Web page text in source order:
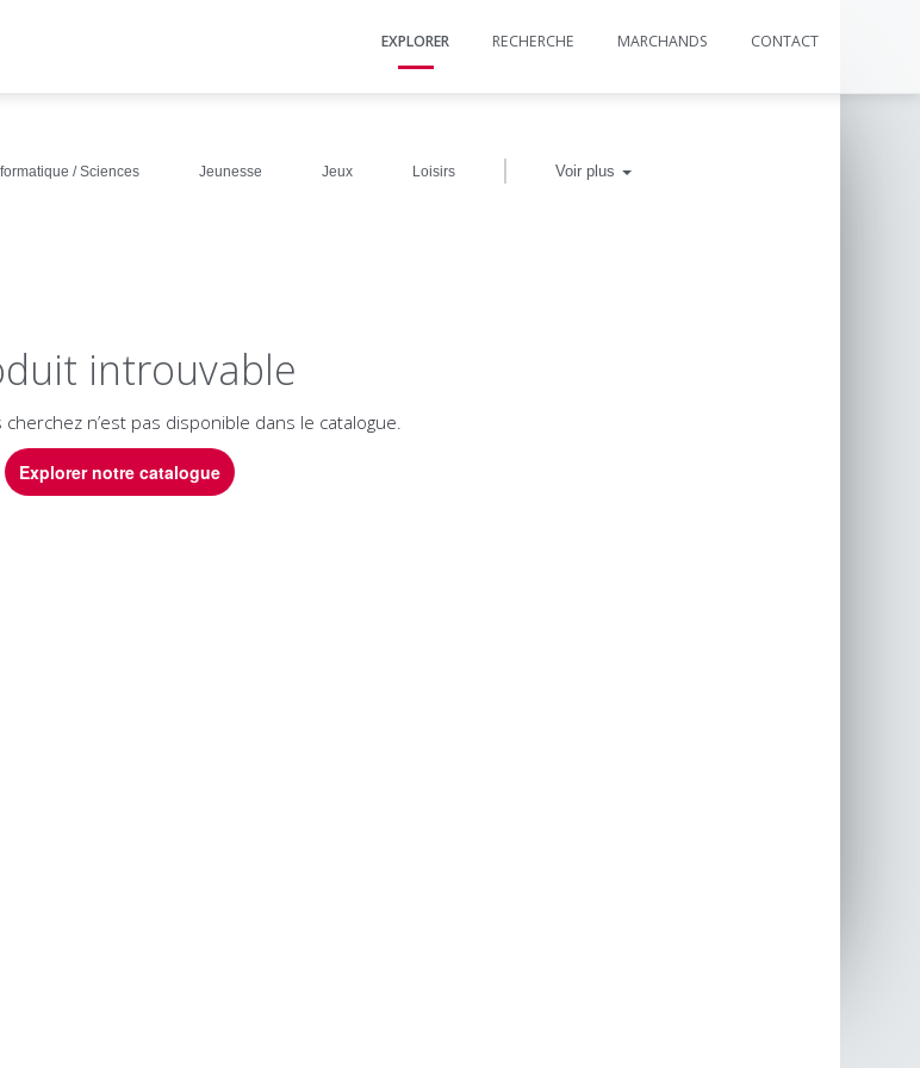
EXPLORER RECHERCHE MARCHANDS CONTACT
/ Sciences Jeunesse Jeux Loisirs | Voir plus
introuvable
n’est pas disponible dans le catalogue.
Explorer notre catalogue